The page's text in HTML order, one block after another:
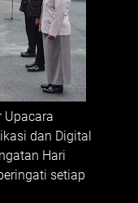
Upacara
dan Digital
Hari
setiap